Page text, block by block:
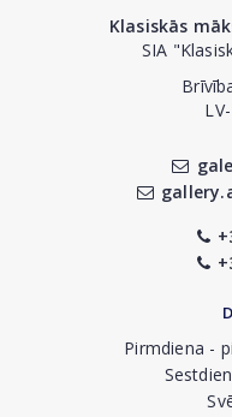
Klasiskās
SIA
Pirmdiena -